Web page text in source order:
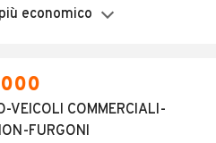
economico
VEICOLI COMMERCIALI-
FURGONI